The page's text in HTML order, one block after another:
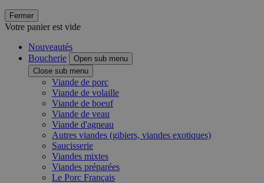
Fermer
Votre panier est vide
Nouveautés
Boucherie
Open sub menu
Close sub menu
Viande de porc
Viande de volaille
Viande de boeuf
Viande de veau
Viande d'agneau
Autres viandes (gibiers, viandes exotiques)
Saucisserie
Viandes mixtes
Viandes préparées
Le Porc Français